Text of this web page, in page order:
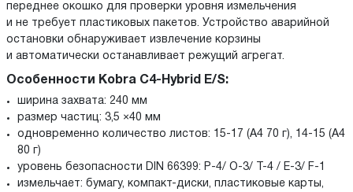
переднее окошко для проверки уровня измельчения
и не требует пластиковых пакетов. Устройство аварийной
остановки обнаруживает извлечение корзины
и автоматически останавливает режущий агрегат.
Особенности Kobra C4-Hybrid E/S:
ширина захвата: 240 мм
размер частиц: 3,5 ×40 мм
одновременно количество листов: 15-17 (A4 70 г), 14-15 (A4
80 г)
уровень безопасности DIN 66399: P-4/ O-3/ T-4 / E-3/ F-1
измельчает: бумагу, компакт-диски, пластиковые карты,